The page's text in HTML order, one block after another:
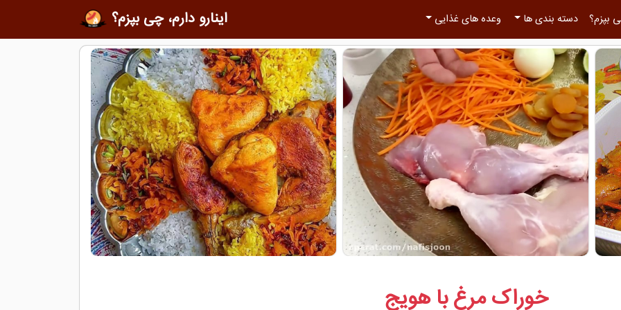
بپزم؟ دسته بندی ها وعده های غذایی اینارو دارم، چی بپزم؟
خوراک مرغ با هویج